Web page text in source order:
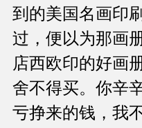
到的美国名画印
过，便以为那画
店西欧印的好画
舍不得买。你辛
亏挣来的钱，我